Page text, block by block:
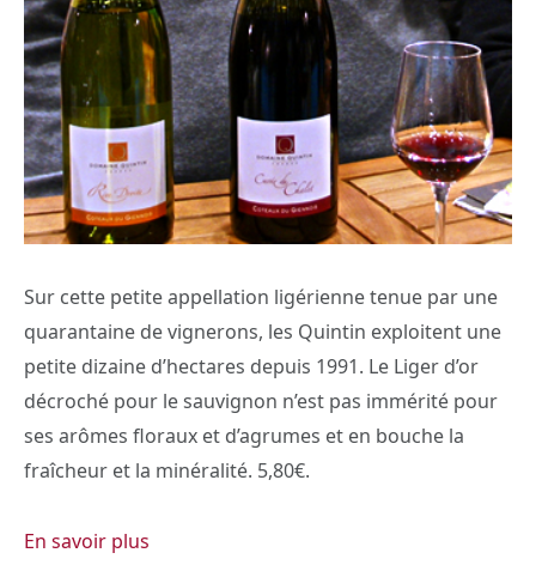
Sur cette petite appellation ligérienne tenue par une
quarantaine de vignerons, les Quintin exploitent une
petite dizaine d’hectares depuis 1991. Le Liger d’or
décroché pour le sauvignon n’est pas immérité pour
ses arômes floraux et d’agrumes et en bouche la
fraîcheur et la minéralité. 5,80€.
En savoir plus